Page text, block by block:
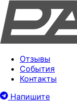
Отзывы
События
Контакты
Напишите